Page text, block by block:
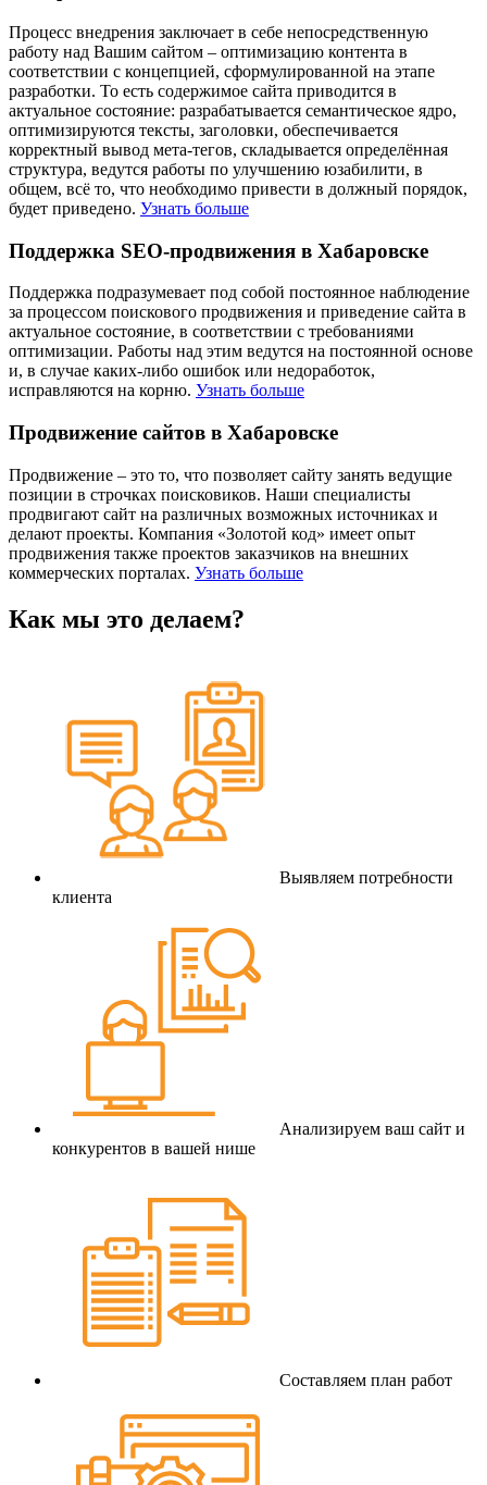
Процесс внедрения заключает в себе непосредственную
работу над Вашим сайтом – оптимизацию контента в
соответствии с концепцией, сформулированной на этапе
разработки. То есть содержимое сайта приводится в
актуальное состояние: разрабатывается семантическое ядро,
оптимизируются тексты, заголовки, обеспечивается
корректный вывод мета-тегов, складывается определённая
структура, ведутся работы по улучшению юзабилити, в
общем, всё то, что необходимо привести в должный порядок,
будет приведено. Узнать больше
Поддержка SEO-продвижения в Хабаровске
Поддержка подразумевает под собой постоянное наблюдение
за процессом поискового продвижения и приведение сайта в
актуальное состояние, в соответствии с требованиями
оптимизации. Работы над этим ведутся на постоянной основе
и, в случае каких-либо ошибок или недоработок,
исправляются на корню. Узнать больше
Продвижение сайтов в Хабаровске
Продвижение – это то, что позволяет сайту занять ведущие
позиции в строчках поисковиков. Наши специалисты
продвигают сайт на различных возможных источниках и
делают проекты. Компания «Золотой код» имеет опыт
продвижения также проектов заказчиков на внешних
коммерческих порталах. Узнать больше
Как мы это делаем?
Выявляем потребности
клиента
Анализируем ваш сайт и
конкурентов в вашей нише
Составляем план работ